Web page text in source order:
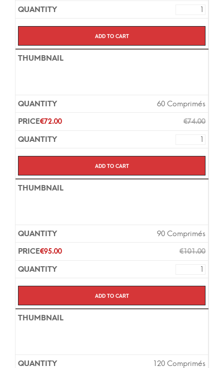
Add to cart
60 Comprimés
€74.00
€72.00
Add to cart
90 Comprimés
€101.00
€95.00
Add to cart
120 Comprimés